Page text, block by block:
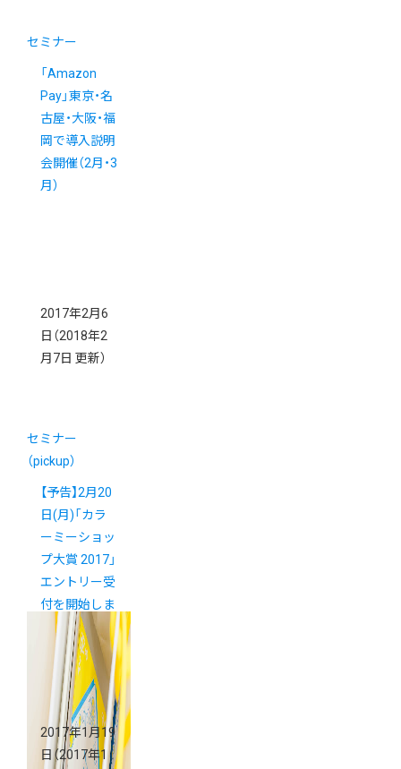
セミナー
「Amazon
Pay」東京・名
古屋・大阪・福
岡で導入説明
会開催（2月・3
月）
2017年2月6
日 （2018年2
月7日 更新）
セミナー
（pickup）
【予告】2月20
日(月)「カラ
ーミーショッ
プ大賞 2017」
エントリー受
付を開始しま
2017年1月19
日 （2017年1